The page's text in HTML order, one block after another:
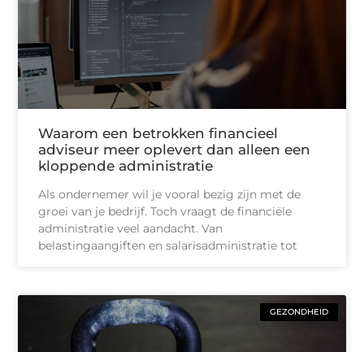
Waarom een betrokken financieel
adviseur meer oplevert dan alleen een
kloppende administratie
Als ondernemer wil je vooral bezig zijn met de
groei van je bedrijf. Toch vraagt de financiële
administratie veel aandacht. Van
belastingaangiften en salarisadministratie tot
GEZONDHEID